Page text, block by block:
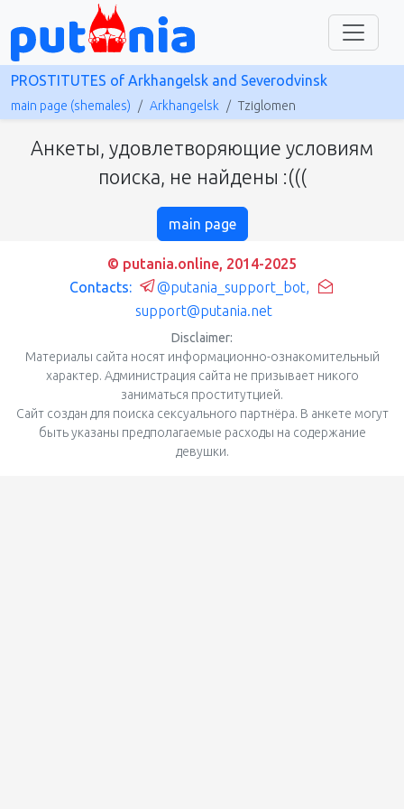
PROSTITUTES of Arkhangelsk and Severodvinsk
main page (shemales) Arkhangelsk Tziglomen
Анкеты, удовлетворяющие условиям
поиска, не найдены :(((
main page
© putania.online, 2014-2025
Contacts:
@putania_support_bot,
support@putania.net
Disclaimer:
Материалы сайта носят информационно-ознакомительный
характер. Администрация сайта не призывает никого
заниматься проститутцией.
Сайт создан для поиска сексуального партнёра. В анкете могут
быть указаны предполагаемые расходы на содержание
девушки.